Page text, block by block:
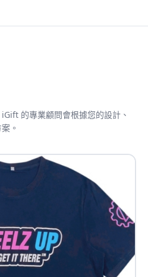
的專業顧問會根據您的設計、
。